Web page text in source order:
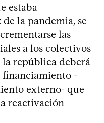
estaba
la pandemia, se
las
a los colectivos
la república deberá
financiamiento -
externo- que
reactivación